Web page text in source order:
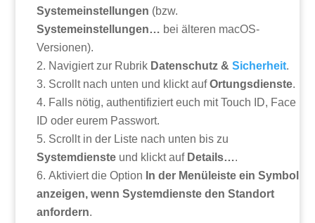
Systemeinstellungen (bzw.
Systemeinstellungen… bei älteren macOS-
Versionen).
Navigiert zur Rubrik Datenschutz &Sicherheit.
Scrollt nach unten und klickt aufOrtungsdienste.
Falls nötig, authentifiziert euch mit Touch ID, Face
ID oder eurem Passwort.
Scrollt in der Liste nach unten bis zu
Systemdienste und klickt auf Details….
Aktiviert die Option In der Menüleiste ein Symbol
anzeigen, wenn Systemdienste den Standort
anfordern.